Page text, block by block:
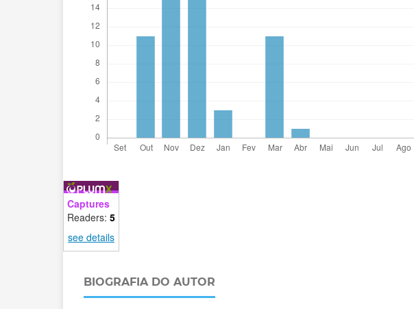
Captures
Readers: 5
see details
BIOGRAFIA DO AUTOR